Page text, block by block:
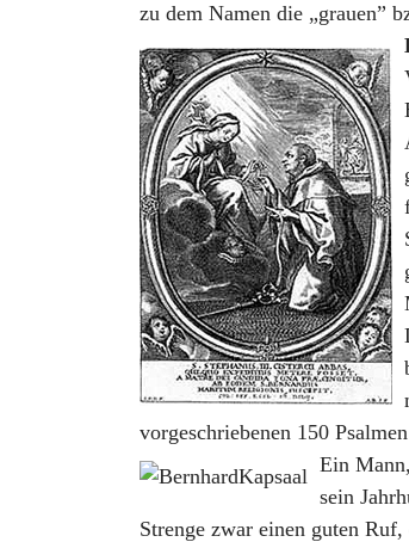
zu dem Namen die „grauen”
vorgeschriebenen 150
Ein Mann,
sein
Strenge zwar einen guten